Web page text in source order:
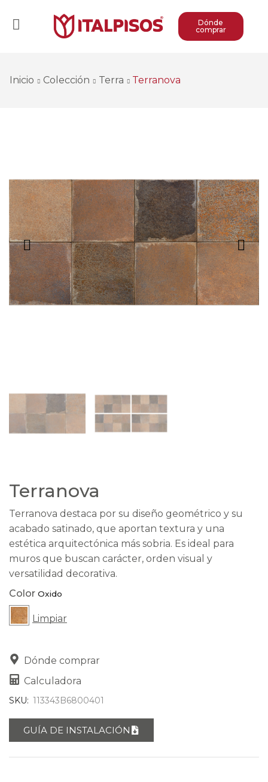
Dónde
comprar
Inicio Colección Terra Terranova
Terranova
Terranova destaca por su diseño geométrico y su
acabado satinado, que aportan textura y una
estética arquitectónica más sobria. Es ideal para
muros que buscan carácter, orden visual y
versatilidad decorativa.
Color
Limpiar
Dónde comprar
Calculadora
SKU: 113343B6800401
GUÍA DE INSTALACIÓN